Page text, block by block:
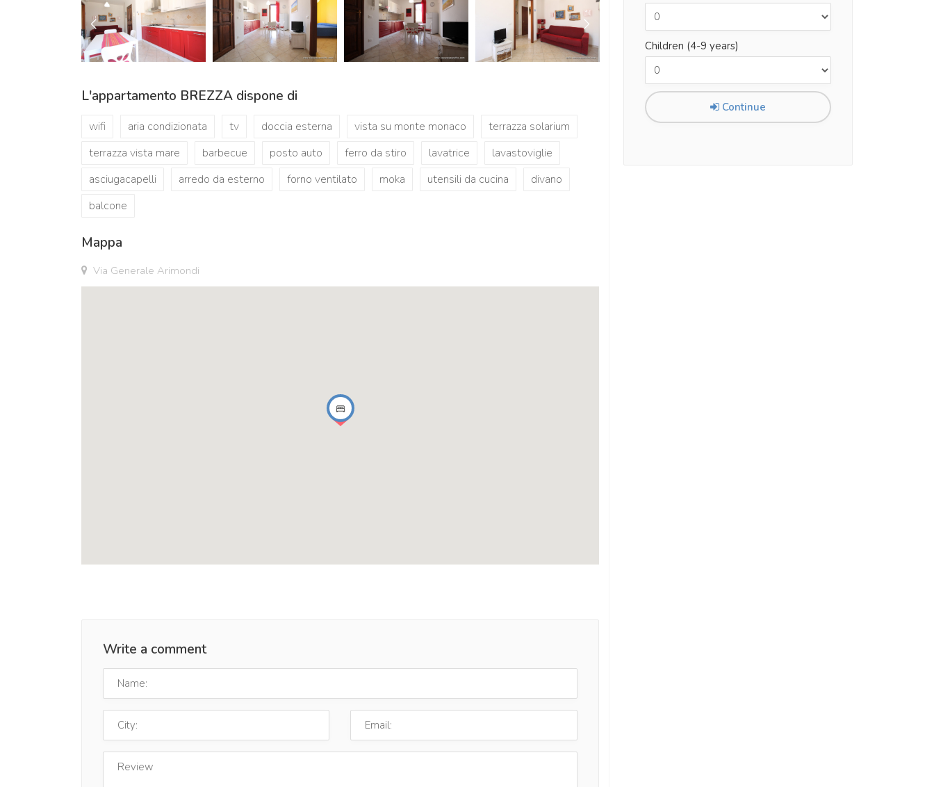
L'appartamento BREZZA dispone di
wifi aria condizionata tv doccia esterna vista su monte monaco
terrazza solarium
terrazza vista mare
barbecue posto auto ferro da stiro lavatrice
lavastoviglie
asciugacapelli
arredo da esterno forno ventilato moka utensili da cucina
divano
balcone
Mappa
Via Generale Arimondi
Write a comment
Children (4-9 years)
Continue